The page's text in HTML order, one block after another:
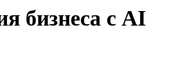
бизнеса с AI